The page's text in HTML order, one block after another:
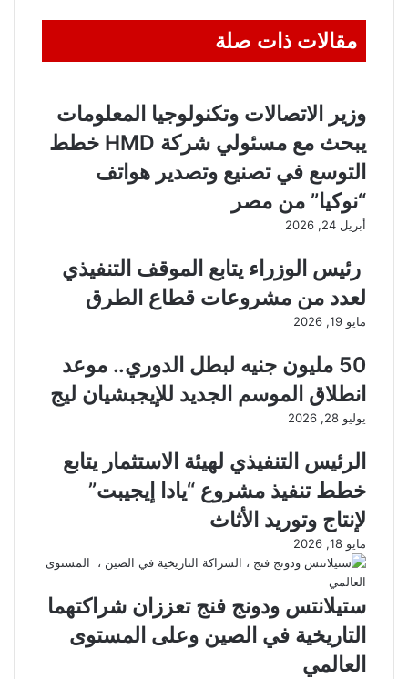
مقالات ذات صلة
وزير الاتصالات وتكنولوجيا المعلومات
يبحث مع مسئولي شركة HMD خطط
التوسع في تصنيع وتصدير هواتف
“نوكيا” من مصر
أبريل 24, 2026
رئيس الوزراء يتابع الموقف التنفيذي
لعدد من مشروعات قطاع الطرق
مايو 19, 2026
50 مليون جنيه لبطل الدوري.. موعد
انطلاق الموسم الجديد للإيجبشيان ليج
يوليو 28, 2026
الرئيس التنفيذي لهيئة الاستثمار يتابع
خطط تنفيذ مشروع “يادا إيجيبت”
لإنتاج وتوريد الأثاث
مايو 18, 2026
ستيلانتس ودونج فنج تعززان شراكتهما
التاريخية في الصين وعلى المستوى
العالمي